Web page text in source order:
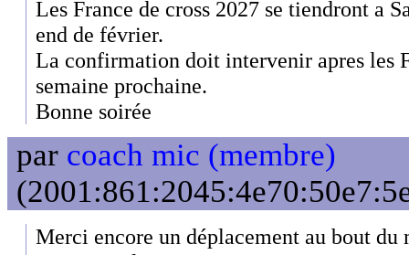
Les France de cross 2027 se tiendront a
end de février.
La confirmation doit intervenir apres les
semaine prochaine.
Bonne soirée
par coach mic (membre)
Merci encore un déplacement au bout du